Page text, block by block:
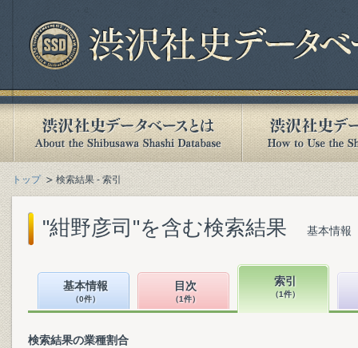
トップ 検索結果 - 索引
"紺野彦司"を含む検索結果 基本情報
基本情報
（0件）
目次
（1件）
索引
（1件）
検索結果の業種割合